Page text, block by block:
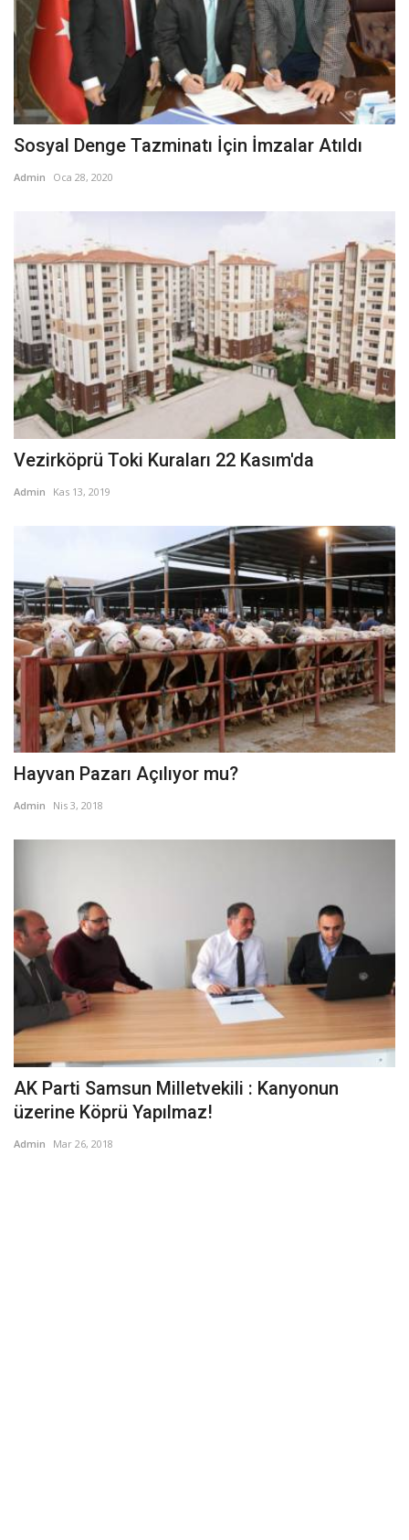
Sosyal Denge Tazminatı İçin İmzalar Atıldı
Admin Oca 28, 2020
Vezirköprü Toki Kuraları 22 Kasım'da
Admin Kas 13, 2019
Hayvan Pazarı Açılıyor mu?
Admin Nis 3, 2018
AK Parti Samsun Milletvekili : Kanyonun
üzerine Köprü Yapılmaz!
Admin Mar 26, 2018